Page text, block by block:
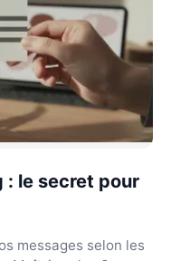
: le secret pour
messages selon les